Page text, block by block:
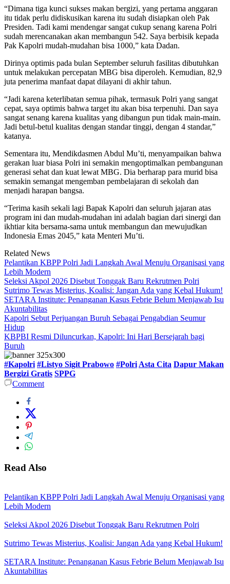
“Dimana tiga kunci sukses makan bergizi, yang pertama anggaran
itu tidak perlu didiskusikan karena itu sudah disiapkan oleh Pak
Presiden. Tadi kami mendengar sangat cukup senang karena Polri
sudah merencanakan akan membangun 542. Saya berbisik kepada
Pak Kapolri mudah-mudahan bisa 1000,” kata Dadan.
Dirinya optimis pada bulan September seluruh fasilitas dibutuhkan
untuk melakukan percepatan MBG bisa diperoleh. Kemudian, 82,9
juta penerima manfaat dapat dilayani di akhir tahun.
“Jadi karena keterlibatan semua pihak, termasuk Polri yang sangat
cepat, saya optimis bahwa target itu akan bisa terpenuhi. Dan saya
sangat senang karena kualitas yang dibangun pun tidak main-main.
Jadi betul-betul kualitas dengan standar tinggi, dengan 4 standar,”
katanya.
Sementara itu, Mendikdasmen Abdul Mu’ti, menyampaikan bahwa
gerakan luar biasa Polri ini semakin mengoptimalkan pembangunan
generasi sehat dan kuat lewat MBG. Dia berharap para murid bisa
semakin semangat mengemban pembelajaran di sekolah dan
menjadi harapan bangsa.
“Terima kasih sekali lagi Bapak Kapolri dan seluruh jajaran atas
program ini dan mudah-mudahan ini adalah bagian dari sinergi dan
ikhtiar kita bersama-sama untuk membangun dan mewujudkan
Indonesia Emas 2045,” kata Menteri Mu’ti.
Related News
Pelantikan KBPP Polri Jadi Langkah Awal Menuju Organisasi yang
Lebih Modern
Seleksi Akpol 2026 Disebut Tonggak Baru Rekrutmen Polri
Sutrimo Tewas Misterius, Koalisi: Jangan Ada yang Kebal Hukum!
SETARA Institute: Penanganan Kasus Febrie Belum Menjawab Isu
Akuntabilitas
Kapolri Sebut Perjuangan Buruh Sebagai Pengabdian Seumur
Hidup
KBPBI Resmi Diluncurkan, Kapolri: Ini Hari Bersejarah bagi
Buruh
#Kapolri #Listyo Sigit Prabowo #PolriAsta Cita Dapur Makan
Bergizi Gratis SPPG
Comment
Read Also
Pelantikan KBPP Polri Jadi Langkah Awal Menuju Organisasi yang
Lebih Modern
Seleksi Akpol 2026 Disebut Tonggak Baru Rekrutmen Polri
Sutrimo Tewas Misterius, Koalisi: Jangan Ada yang Kebal Hukum!
SETARA Institute: Penanganan Kasus Febrie Belum Menjawab Isu
Akuntabilitas